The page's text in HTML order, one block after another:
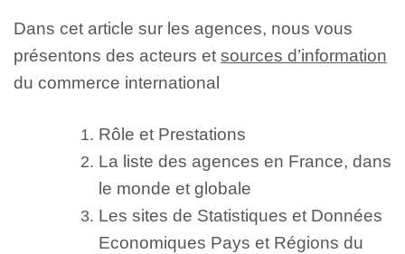
Dans cet article sur les agences, nous vous
présentons des acteurs et sources d’information
du commerce international
Rôle et Prestations
La liste des agences en France, dans
le monde et globale
Les sites de Statistiques et Données
Economiques Pays et Régions du